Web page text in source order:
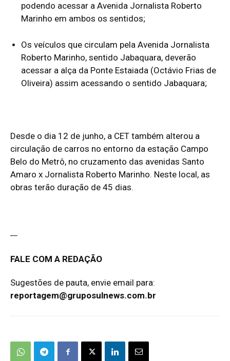
podendo acessar a Avenida Jornalista Roberto
Marinho em ambos os sentidos;
Os veículos que circulam pela Avenida Jornalista
Roberto Marinho, sentido Jabaquara, deverão
acessar a alça da Ponte Estaiada (Octávio Frias de
Oliveira) assim acessando o sentido Jabaquara;
Desde o dia 12 de junho, a CET também alterou a
circulação de carros no entorno da estação Campo
Belo do Metrô, no cruzamento das avenidas Santo
Amaro x Jornalista Roberto Marinho. Neste local, as
obras terão duração de 45 dias.
FALE COM A REDAÇÃO
Sugestões de pauta, envie email para:
reportagem@gruposulnews.com.br